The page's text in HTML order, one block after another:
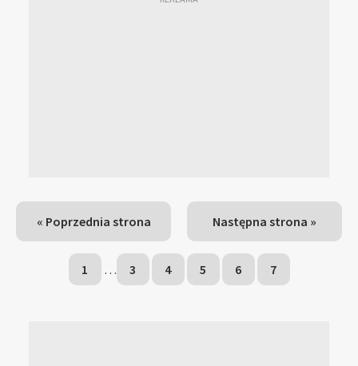
« Poprzednia strona Następna strona »
1 … 3 4 5 6 7